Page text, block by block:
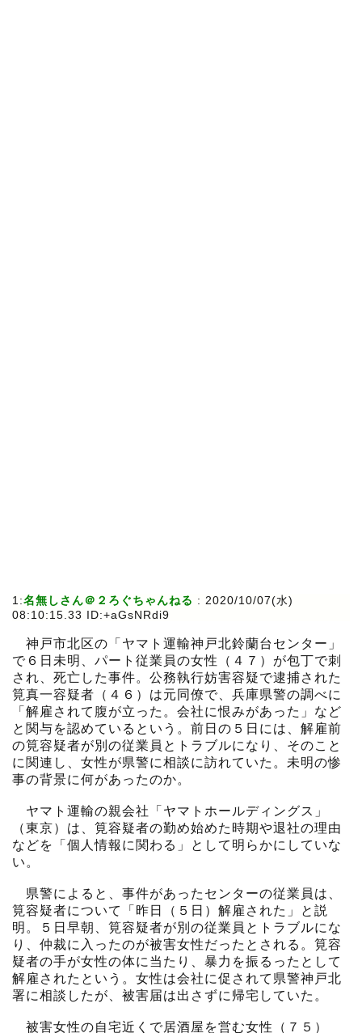
1:名無しさん＠２ろぐちゃんねる : 2020/10/07(水)
08:10:15.33 ID:+aGsNRdi9
神戸市北区の「ヤマト運輸神戸北鈴蘭台センター」
で６日未明、パート従業員の女性（４７）が包丁で刺
され、死亡した事件。公務執行妨害容疑で逮捕された
筧真一容疑者（４６）は元同僚で、兵庫県警の調べに
「解雇されて腹が立った。会社に恨みがあった」など
と関与を認めているという。前日の５日には、解雇前
の筧容疑者が別の従業員とトラブルになり、そのこと
に関連し、女性が県警に相談に訪れていた。未明の惨
事の背景に何があったのか。
ヤマト運輸の親会社「ヤマトホールディングス」
（東京）は、筧容疑者の勤め始めた時期や退社の理由
などを「個人情報に関わる」として明らかにしていな
い。
県警によると、事件があったセンターの従業員は、
筧容疑者について「昨日（５日）解雇された」と説
明。５日早朝、筧容疑者が別の従業員とトラブルにな
り、仲裁に入ったのが被害女性だったとされる。筧容
疑者の手が女性の体に当たり、暴力を振るったとして
解雇されたという。女性は会社に促されて県警神戸北
署に相談したが、被害届は出さずに帰宅していた。
被害女性の自宅近くで居酒屋を営む女性（７５）